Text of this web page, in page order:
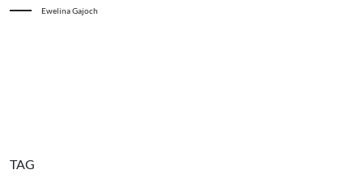
Ewelina Gajoch
TAG